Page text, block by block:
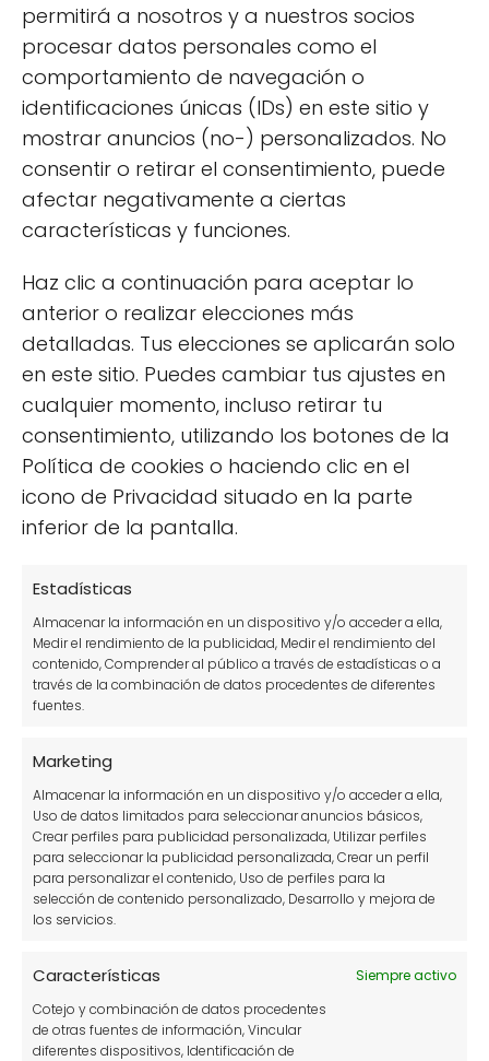
permitirá a nosotros y a nuestros socios
procesar datos personales como el
comportamiento de navegación o
identificaciones únicas (IDs) en este sitio y
mostrar anuncios (no-) personalizados. No
consentir o retirar el consentimiento, puede
afectar negativamente a ciertas
características y funciones.
Haz clic a continuación para aceptar lo
anterior o realizar elecciones más
detalladas. Tus elecciones se aplicarán solo
en este sitio. Puedes cambiar tus ajustes en
cualquier momento, incluso retirar tu
consentimiento, utilizando los botones de la
Política de cookies o haciendo clic en el
icono de Privacidad situado en la parte
inferior de la pantalla.
Estadísticas
Almacenar la información en un dispositivo y/o acceder a ella,
Medir el rendimiento de la publicidad, Medir el rendimiento del
contenido, Comprender al público a través de estadísticas o a
través de la combinación de datos procedentes de diferentes
fuentes.
Marketing
Almacenar la información en un dispositivo y/o acceder a ella,
Uso de datos limitados para seleccionar anuncios básicos,
Crear perfiles para publicidad personalizada, Utilizar perfiles
para seleccionar la publicidad personalizada, Crear un perfil
para personalizar el contenido, Uso de perfiles para la
selección de contenido personalizado, Desarrollo y mejora de
los servicios.
Características
Siempre activo
Cotejo y combinación de datos procedentes
de otras fuentes de información, Vincular
diferentes dispositivos, Identificación de
Propietario de un huerto urbano
donde produzco mis propias
fresas, pimientos, frambuesas y
sobre todo paso ratos muy
agradables viendo crecer y
desarrollarse mis plantas, ¿te unes
a la fiebre de los huertos urbanos?
Terrario plantas: guía
completa para
principiantes
¿Qué es la planta
También puedes leer:
Cómo Cuidar un Poto para que esté
Frondoso y Sano: Guía Completa